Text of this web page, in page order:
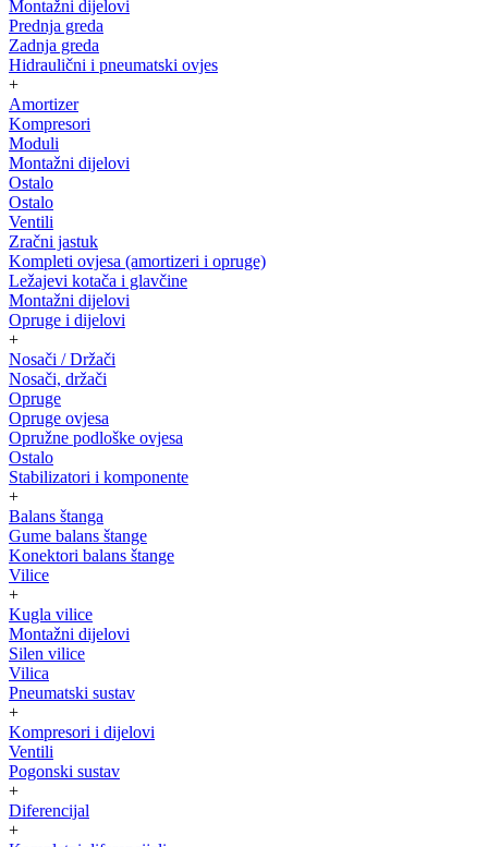
Montažni dijelovi
Prednja greda
Zadnja greda
Hidraulični i pneumatski ovjes
+
Amortizer
Kompresori
Moduli
Montažni dijelovi
Ostalo
Ostalo
Ventili
Zračni jastuk
Kompleti ovjesa (amortizeri i opruge)
Ležajevi kotača i glavčine
Montažni dijelovi
Opruge i dijelovi
+
Nosači / Držači
Nosači, držači
Opruge
Opruge ovjesa
Opružne podloške ovjesa
Ostalo
Stabilizatori i komponente
+
Balans štanga
Gume balans štange
Konektori balans štange
Vilice
+
Kugla vilice
Montažni dijelovi
Silen vilice
Vilica
Pneumatski sustav
+
Kompresori i dijelovi
Ventili
Pogonski sustav
+
Diferencijal
+